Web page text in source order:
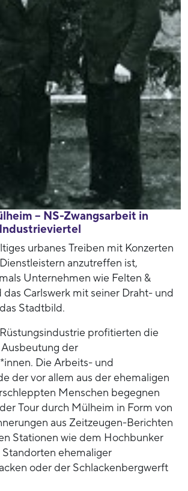
– NS-Zwangsarbeit in
urbanes Treiben mit Konzerten
anzutreffen ist,
Unternehmen wie Felten &
Carlswerk mit seiner Draht- und
Stadtbild.
profitierten die
der
Die Arbeits- und
der vor allem aus der ehemaligen
Menschen begegnen
Tour durch Mülheim in Form von
aus Zeitzeugen-Berichten
Stationen wie dem Hochbunker
Standorten ehemaliger
oder der Schlackenbergwerft